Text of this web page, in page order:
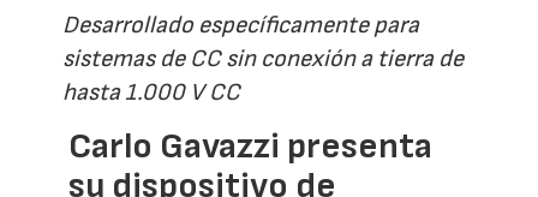
Desarrollado específicamente para
sistemas de CC sin conexión a tierra de
hasta 1.000 V CC
Carlo Gavazzi presenta
su dispositivo de